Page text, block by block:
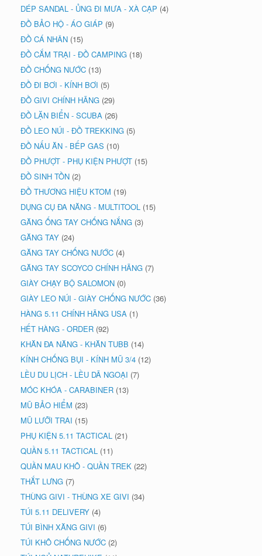
DÉP SANDAL - ỦNG ĐI MƯA - XÀ CẠP (4)
ĐỒ BẢO HỘ - ÁO GIÁP (9)
ĐỒ CÁ NHÂN (15)
ĐỒ CẮM TRẠI - ĐỒ CAMPING (18)
ĐỒ CHỐNG NƯỚC (13)
ĐỒ ĐI BƠI - KÍNH BƠI (5)
ĐỒ GIVI CHÍNH HÃNG (29)
ĐỒ LẶN BIỂN - SCUBA (26)
ĐỒ LEO NÚI - ĐỒ TREKKING (5)
ĐỒ NẤU ĂN - BẾP GAS (10)
ĐỒ PHƯỢT - PHỤ KIỆN PHƯỢT (15)
ĐỒ SINH TỒN (2)
ĐỒ THƯƠNG HIỆU KTOM (19)
DỤNG CỤ ĐA NĂNG - MULTITOOL (15)
GĂNG ỐNG TAY CHỐNG NẮNG (3)
GĂNG TAY (24)
GĂNG TAY CHỐNG NƯỚC (4)
GĂNG TAY SCOYCO CHÍNH HÃNG (7)
GIÀY CHẠY BỘ SALOMON (0)
GIÀY LEO NÚI - GIÀY CHỐNG NƯỚC (36)
HÀNG 5.11 CHÍNH HÃNG USA (1)
HẾT HÀNG - ORDER (92)
KHĂN ĐA NĂNG - KHĂN TUBB (14)
KÍNH CHỐNG BỤI - KÍNH MŨ 3/4 (12)
LỀU DU LỊCH - LỀU DÃ NGOẠI (7)
MÓC KHÓA - CARABINER (13)
MŨ BẢO HIỂM (23)
MŨ LƯỠI TRAI (15)
PHỤ KIỆN 5.11 TACTICAL (21)
QUẦN 5.11 TACTICAL (11)
QUẦN MAU KHÔ - QUẦN TREK (22)
THẮT LƯNG (7)
THÙNG GIVI - THÙNG XE GIVI (34)
TÚI 5.11 DELIVERY (4)
TÚI BÌNH XĂNG GIVI (6)
TÚI KHÔ CHỐNG NƯỚC (2)